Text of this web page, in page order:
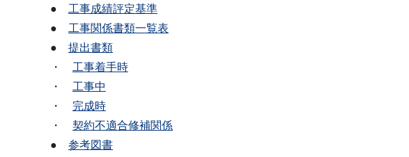
● 工事成績評定基準
● 工事関係書類一覧表
● 提出書類
・ 工事着手時
・ 工事中
・ 完成時
・ 契約不適合修補関係
● 参考図書